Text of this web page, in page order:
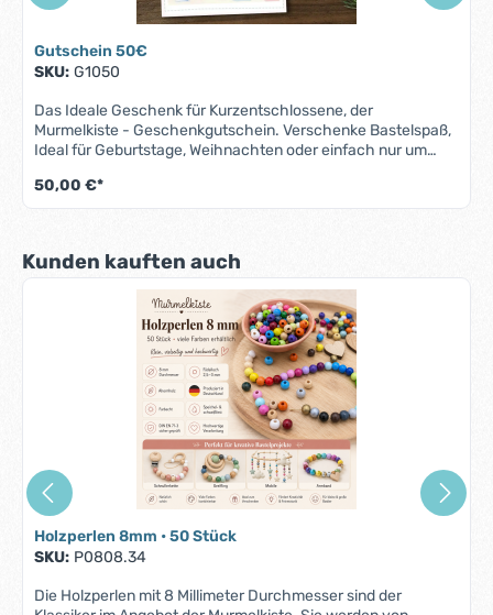
Gutschein 50€
SKU: G1050
Das Ideale Geschenk für Kurzentschlossene, der
Murmelkiste - Geschenkgutschein. Verschenke Bastelspaß,
Ideal für Geburtstage, Weihnachten oder einfach nur um
per E-Mail zugestellt. Es handelt sich um eine ausdruckbare
PDF-Datei.
50,00 €*
Produktgalerie überspringen
Kunden kauften auch
Holzperlen 8mm • 50 Stück
SKU: P0808.34
Die Holzperlen mit 8 Millimeter Durchmesser sind der